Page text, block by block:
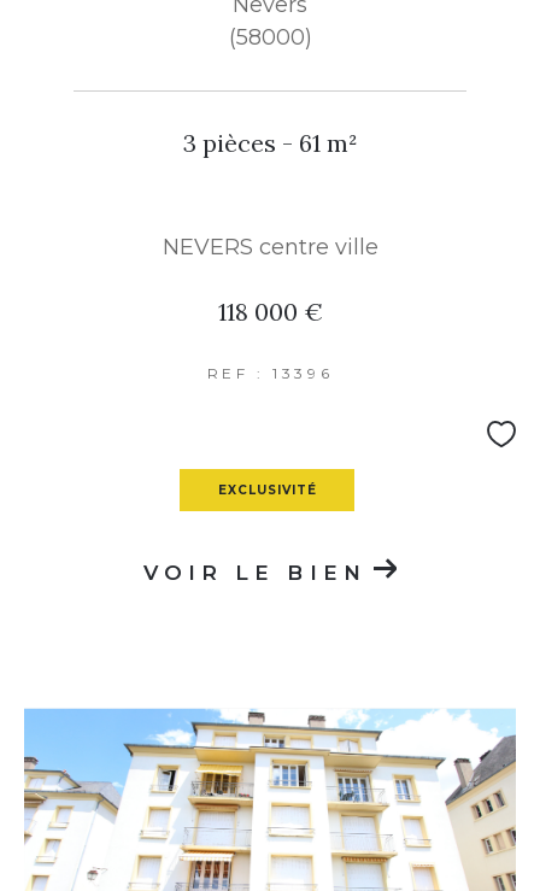
(58000)
3 pièces - 61 m²
NEVERS centre ville
118 000 €
REF : 13396
EXCLUSIVITÉ
VOIR LE BIEN